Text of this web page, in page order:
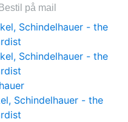
Bestil på mail
Schindelhauer - the